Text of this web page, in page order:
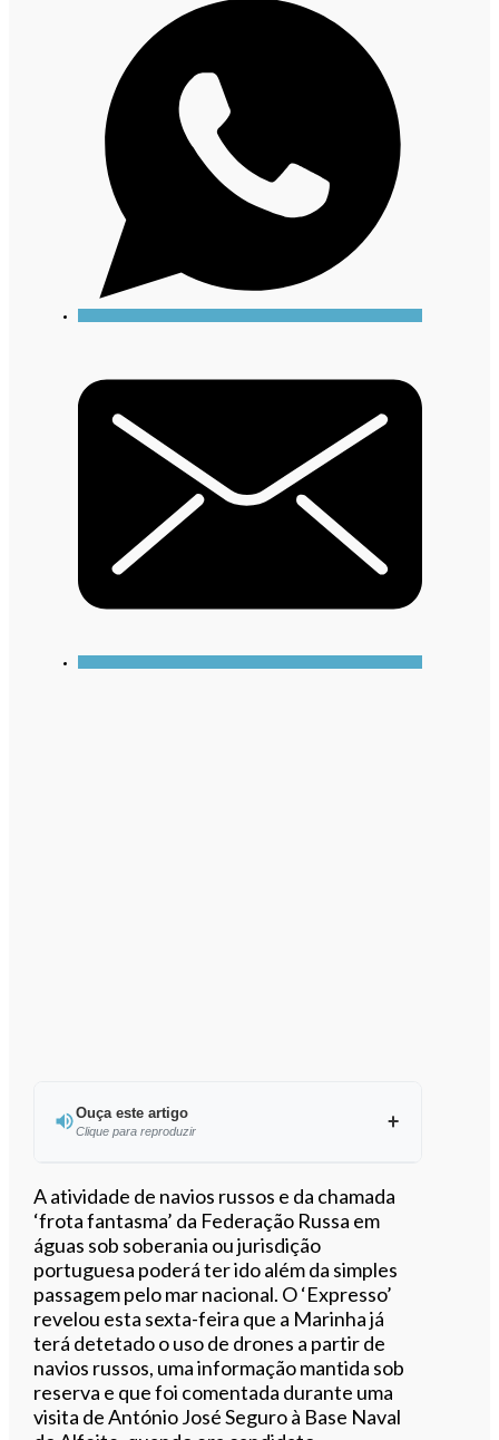
Ouça este artigo
Clique para reproduzir
0:00
A atividade de navios russos e da chamada
‘frota fantasma’ da Federação Russa em
águas sob soberania ou jurisdição
portuguesa poderá ter ido além da simples
passagem pelo mar nacional. O ‘Expresso’
revelou esta sexta-feira que a Marinha já
terá detetado o uso de drones a partir de
navios russos, uma informação mantida sob
reserva e que foi comentada durante uma
visita de António José Seguro à Base Naval